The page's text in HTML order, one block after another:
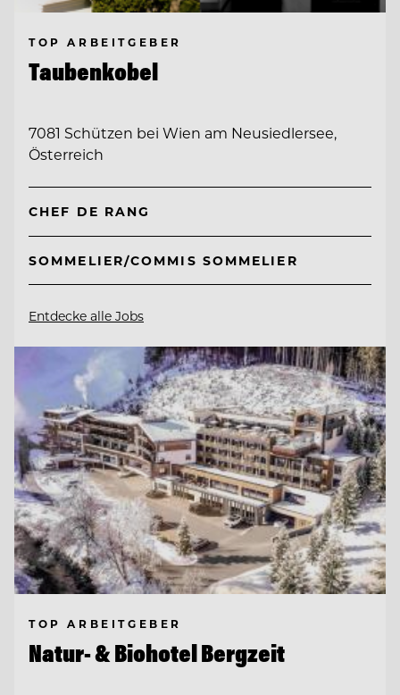
TOP ARBEITGEBER
Taubenkobel
7081 Schützen bei Wien am Neusiedlersee,
Österreich
CHEF DE RANG
SOMMELIER/COMMIS SOMMELIER
Entdecke alle Jobs
TOP ARBEITGEBER
Natur- & Biohotel Bergzeit